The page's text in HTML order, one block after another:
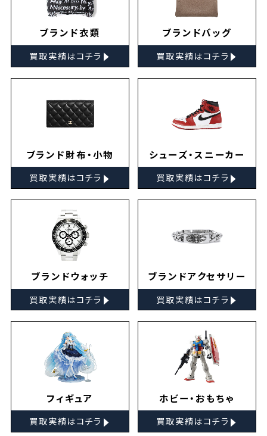
ブランド衣類
買取実績はコチラ ▸
ブランドバッグ
買取実績はコチラ ▸
ブランド財布・小物
買取実績はコチラ ▸
シューズ・スニーカー
買取実績はコチラ ▸
ブランドウォッチ
買取実績はコチラ ▸
ブランドアクセサリー
買取実績はコチラ ▸
フィギュア
買取実績はコチラ ▸
ホビー・おもちゃ
買取実績はコチラ ▸